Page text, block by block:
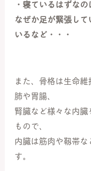
・寝ているはずなの
なぜか足が緊張し
いるなど・・・
また、骨格は生命
肺や胃腸、
腎臓など様々な内臓
もので、
内臓は筋肉や靱帯
す。